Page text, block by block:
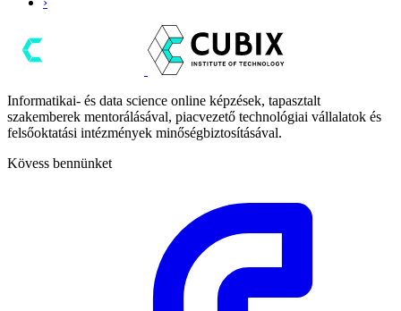
Informatikai- és data science online képzések, tapasztalt
szakemberek mentorálásával, piacvezető technológiai vállalatok és
felsőoktatási intézmények minőségbiztosításával.
Kövess bennünket